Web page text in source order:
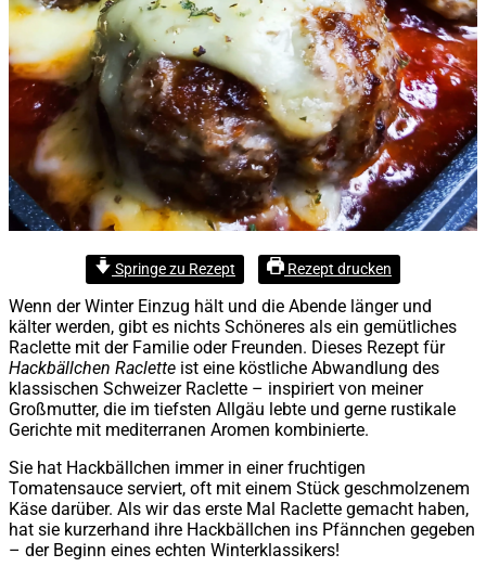
Springe zu Rezept Rezept drucken
Wenn der Winter Einzug hält und die Abende länger und
kälter werden, gibt es nichts Schöneres als ein gemütliches
Raclette mit der Familie oder Freunden. Dieses Rezept für
Hackbällchen Raclette ist eine köstliche Abwandlung des
klassischen Schweizer Raclette – inspiriert von meiner
Großmutter, die im tiefsten Allgäu lebte und gerne rustikale
Gerichte mit mediterranen Aromen kombinierte.
Sie hat Hackbällchen immer in einer fruchtigen
Tomatensauce serviert, oft mit einem Stück geschmolzenem
Käse darüber. Als wir das erste Mal Raclette gemacht haben,
hat sie kurzerhand ihre Hackbällchen ins Pfännchen gegeben
– der Beginn eines echten Winterklassikers!